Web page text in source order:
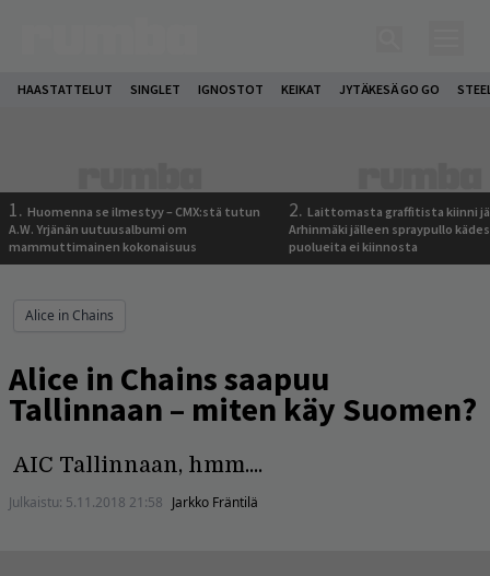
HAASTATTELUT SINGLET IGNOSTOT KEIKAT JYTÄKESÄ GO GO
1. Huomenna se ilmestyy – CMX:stä tutun
A.W. Yrjänän uutuusalbumi om
mammuttimainen kokonaisuus
2. Laittomasta graffitista kiinni
Arhinmäki jälleen spraypullo
puolueita ei kiinnosta
Alice in Chains
Alice in Chains saapuu
Tallinnaan – miten käy Suomen?
AIC Tallinnaan, hmm....
Julkaistu: 5.11.2018 21:58 Jarkko Fräntilä